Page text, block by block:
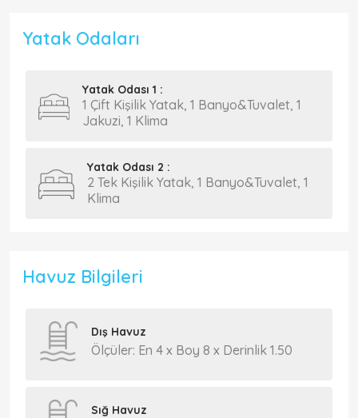
Yatak Odaları
Yatak Odası 1 :
1 Çift Kişilik Yatak, 1 Banyo&Tuvalet, 1
Jakuzi, 1 Klima
Yatak Odası 2 :
2 Tek Kişilik Yatak, 1 Banyo&Tuvalet, 1
Klima
Havuz Bilgileri
Dış Havuz
Ölçüler: En 4 x Boy 8 x Derinlik 1.50
Sığ Havuz